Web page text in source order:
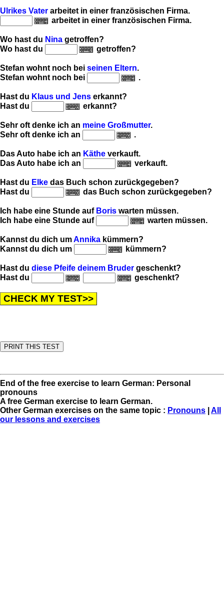
Ulrikes Vater arbeitet in einer französischen Firma.
arbeitet in einer französischen Firma.
Wo hast du Nina getroffen?
Wo hast du
getroffen?
Stefan wohnt noch bei seinen Eltern.
Stefan wohnt noch bei
.
Hast du Klaus und Jens erkannt?
Hast du
erkannt?
Sehr oft denke ich an meine Großmutter.
Sehr oft denke ich an
.
Das Auto habe ich an Käthe verkauft.
Das Auto habe ich an
verkauft.
Hast du Elke das Buch schon zurückgegeben?
Hast du
das Buch schon zurückgegeben?
Ich habe eine Stunde auf Boris warten müssen.
Ich habe eine Stunde auf
warten müssen.
Kannst du dich umAnnika kümmern?
Kannst du dich um
kümmern?
Hast du diese Pfeife deinem Bruder geschenkt?
Hast du
geschenkt?
End of the free exercise to learn German: Personal
pronouns
A free German exercise to learn German.
Other German exercises on the same topic : Pronouns
All
our lessons and exercises